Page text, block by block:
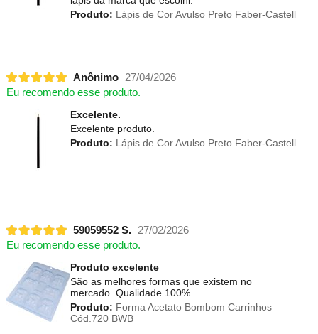
Produto: Lápis de Cor Avulso Preto Faber-Castell
Anônimo
27/04/2026
Eu recomendo esse produto.
Excelente.
Excelente produto.
Produto: Lápis de Cor Avulso Preto Faber-Castell
59059552 S.
27/02/2026
Eu recomendo esse produto.
Produto excelente
São as melhores formas que existem no
mercado. Qualidade 100%
Produto: Forma Acetato Bombom Carrinhos
Cód.720 BWB